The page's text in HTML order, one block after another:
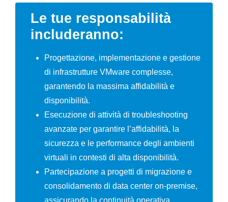
Le tue responsabilità
includeranno:
Progettazione, implementazione e gestione
di infrastrutture VMware complesse,
garantendo la massima affidabilità e
disponibilità.
Esecuzione di attività di troubleshooting
avanzate per garantire l’affidabilità, la
sicurezza e le performance degli ambienti
virtuali in contesti di alta disponibilità.
Partecipazione a progetti di migrazione e
consolidamento di data center on-premise,
assicurando la continuità operativa.